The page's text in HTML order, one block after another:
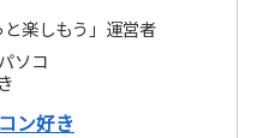
と楽しもう」運営者
ン好き